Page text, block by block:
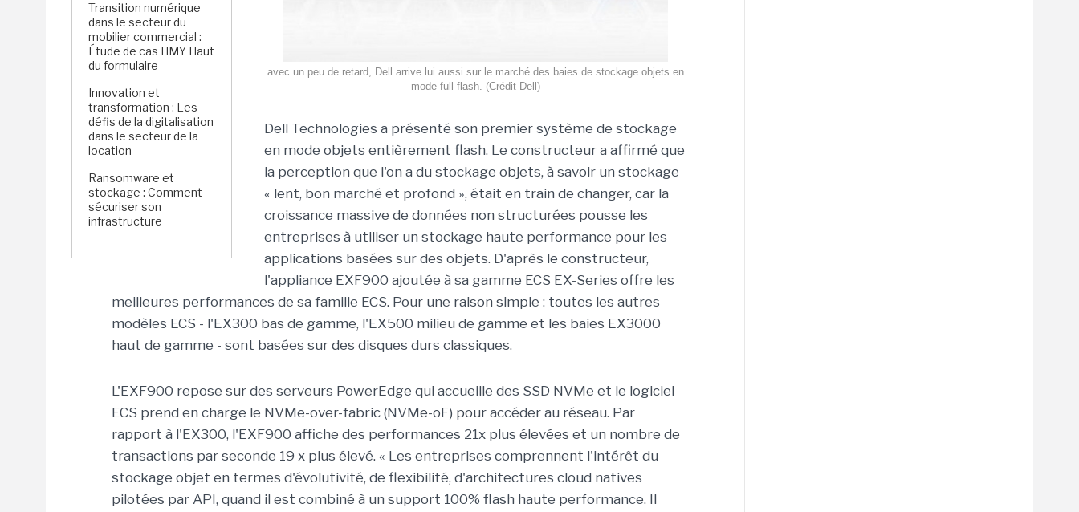
Transition numérique
dans le secteur du
mobilier commercial :
Étude de cas HMY Haut
du formulaire
Innovation et
transformation : Les
défis de la digitalisation
dans le secteur de la
location
Ransomware et
stockage : Comment
sécuriser son
infrastructure
avec un peu de retard, Dell arrive lui aussi sur le marché des baies de stockage objets en
mode full flash. (Crédit Dell)
Dell Technologies a présenté son premier système de stockage
en mode objets entièrement flash. Le constructeur a affirmé que
la perception que l'on a du stockage objets, à savoir un stockage
« lent, bon marché et profond », était en train de changer, car la
croissance massive de données non structurées pousse les
entreprises à utiliser un stockage haute performance pour les
applications basées sur des objets. D'après le constructeur,
l'appliance EXF900 ajoutée à sa gamme ECS EX-Series offre les
meilleures performances de sa famille ECS. Pour une raison simple : toutes les autres
modèles ECS - l'EX300 bas de gamme, l'EX500 milieu de gamme et les baies EX3000
haut de gamme - sont basées sur des disques durs classiques.
L'EXF900 repose sur des serveurs PowerEdge qui accueille des SSD NVMe et le logiciel
ECS prend en charge le NVMe-over-fabric (NVMe-oF) pour accéder au réseau. Par
rapport à l'EX300, l'EXF900 affiche des performances 21x plus élevées et un nombre de
transactions par seconde 19 x plus élevé. « Les entreprises comprennent l'intérêt du
stockage objet en termes d'évolutivité, de flexibilité, d'architectures cloud natives
pilotées par API, quand il est combiné à un support 100% flash haute performance. Il